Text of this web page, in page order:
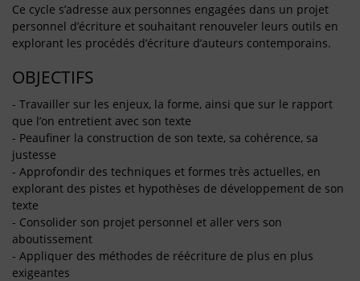
Ce cycle s’adresse aux personnes engagées dans un projet
personnel d’écriture et souhaitant renouveler leurs outils en
explorant les procédés d’écriture d’auteurs contemporains.
OBJECTIFS
- Travailler sur les enjeux, la forme, ainsi que sur le rapport
que l’on entretient avec son texte
- Peaufiner la construction de son texte, sa cohérence, sa
justesse
- Approfondir des techniques et formes très actuelles, en
explorant des pistes et hypothèses de développement de son
texte
- Consolider son projet personnel et aller vers son
aboutissement
- Appliquer des méthodes de réécriture de plus en plus
exigeantes